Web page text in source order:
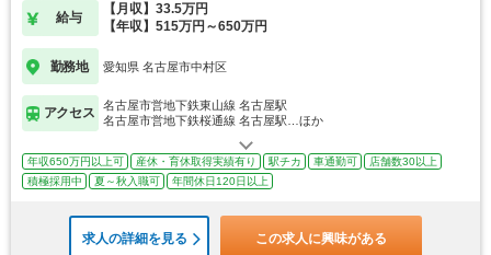
給与
【月収】33.5万円
【年収】515万円～650万円
勤務地 愛知県 名古屋市中村区
アクセス
名古屋市営地下鉄東山線 名古屋駅
名古屋市営地下鉄桜通線 名古屋駅…ほか
年収650万円以上可 産休・育休取得実績有り 駅チカ 車通勤可
店舗数30以上
積極採用中
夏～秋入職可 年間休日120日以上
求人の詳細を見る この求人に興味がある